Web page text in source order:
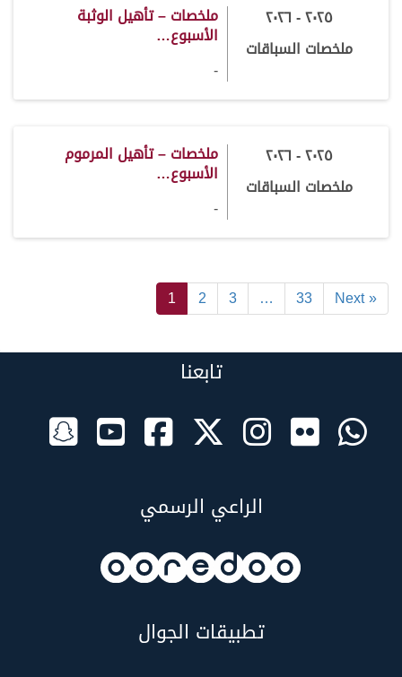
٢٠٢٥ - ٢٠٢٦
ملخصات السباقات
ملخصات – تأهيل الوثبة
الأسبوع…
-
٢٠٢٥ - ٢٠٢٦
ملخصات السباقات
ملخصات – تأهيل المرموم
الأسبوع…
-
1 2 3 … 33 Next »
تابعنا
الراعي الرسمي
تطبيقات الجوال